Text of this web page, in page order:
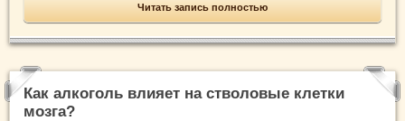
Читать запись полностью
Как алкоголь влияет на стволовые клетки
мозга?